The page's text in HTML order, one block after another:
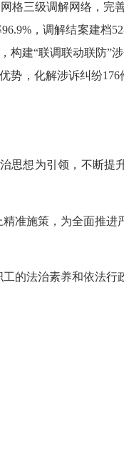
格三级调解网络，完
96.9%，调解结案建档
构建“联调联动联防”
势，化解涉诉纠纷
思想为引领，不断提
准施策，为全面推
工的法治素养和依法行